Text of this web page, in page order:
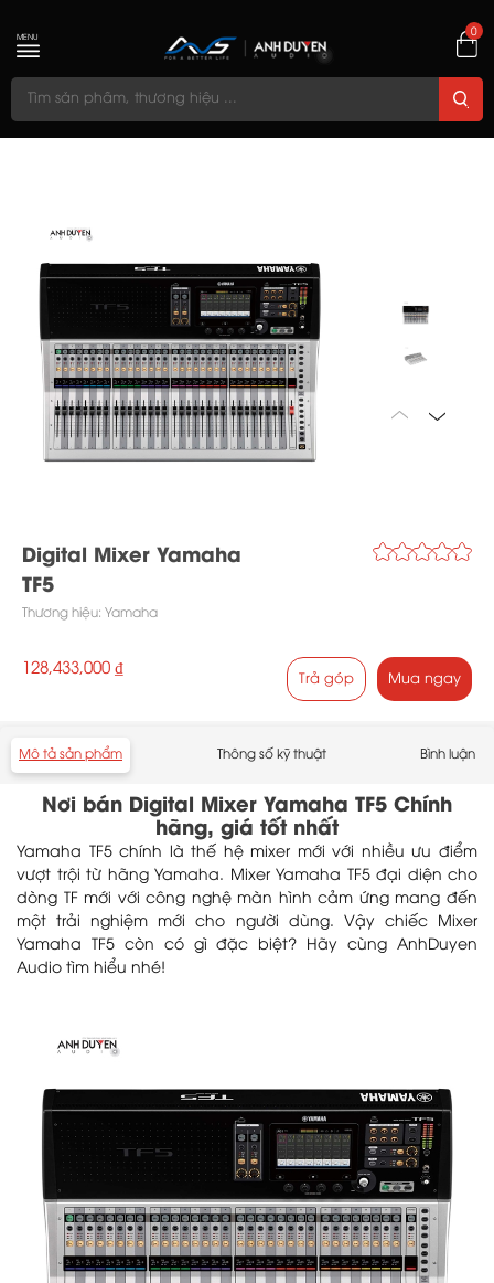
0
MENU
Digital Mixer Yamaha
TF5
Thương hiệu: Yamaha
128,433,000 ₫
Trả góp Mua ngay
Mô tả sản phẩm Thông số kỹ thuật Bình luận
Nơi bán Digital Mixer Yamaha TF5 Chính
hãng, giá tốt nhất
Yamaha TF5 chính là thế hệ mixer mới với nhiều ưu điểm
vượt trội từ hãng Yamaha. Mixer Yamaha TF5 đại diện cho
dòng TF mới với công nghệ màn hình cảm ứng mang đến
một trải nghiệm mới cho người dùng. Vậy chiếc Mixer
Yamaha TF5 còn có gì đặc biệt? Hãy cùng AnhDuyen
Audio tìm hiểu nhé!